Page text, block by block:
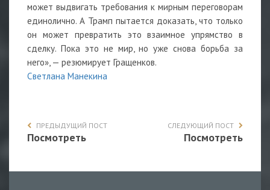
может выдвигать требования к мирным переговорам
единолично. А Трамп пытается доказать, что только
он может превратить это взаимное упрямство в
сделку. Пока это не мир, но уже снова борьба за
него», — резюмирует Гращенков.
Светлана Манекина
ПРЕДЫДУЩИЙ ПОСТ
Посмотреть
СЛЕДУЮЩИЙ ПОСТ
Посмотреть